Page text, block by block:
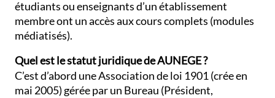
étudiants ou enseignants d’un établissement
membre ont un accès aux cours complets (modules
médiatisés).
Quel est le statut juridique de AUNEGE ?
C’est d’abord une Association de loi 1901 (crée en
mai 2005) gérée par un Bureau (Président,